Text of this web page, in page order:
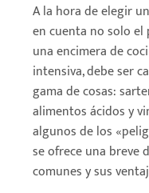
A la hora de elegir
en cuenta no solo el
una encimera de
intensiva, debe ser
gama de cosas:
alimentos ácidos y
algunos de los
se ofrece una breve
comunes y sus